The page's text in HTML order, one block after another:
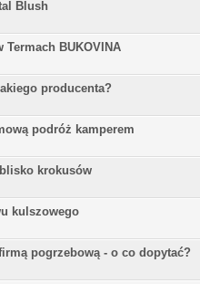
Blush
Termach BUKOVINA
producenta?
podróż kamperem
krokusów
kulszowego
pogrzebową - o co dopytać?